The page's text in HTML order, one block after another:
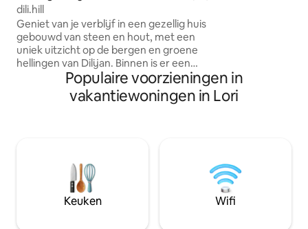
dili.hill
Geniet van je verblijf in een gezellig huis
gebouwd van steen en hout, met een
uniek uitzicht op de bergen en groene
hellingen van Dilijan. Binnen is er een
warme sfeer en modern comfort: een
ruime woonkamer met een elektrische
open haard, een uitgeruste keuken, wifi
familie of vrienden. Een rustige plek,
schone lucht en uitzicht op de bergen
zorgen voor een gevoel van privacy en
harmonie. .
Populaire voorzieningen in
vakantiewoningen in Lori
Keuken Wifi